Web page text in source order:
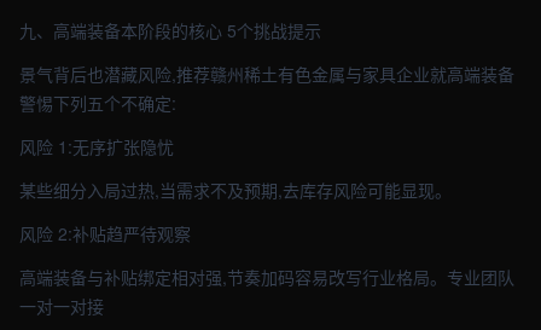
九、高端装备本阶段的核心 5个挑战提示
景气背后也潜藏风险,推荐赣州稀土有色金属与家具企业就高端装备
警惕下列五个不确定:
风险 1:无序扩张隐忧
某些细分入局过热,当需求不及预期,去库存风险可能显现。
风险 2:补贴趋严待观察
高端装备与补贴绑定相对强,节奏加码容易改写行业格局。专业团队
一对一对接